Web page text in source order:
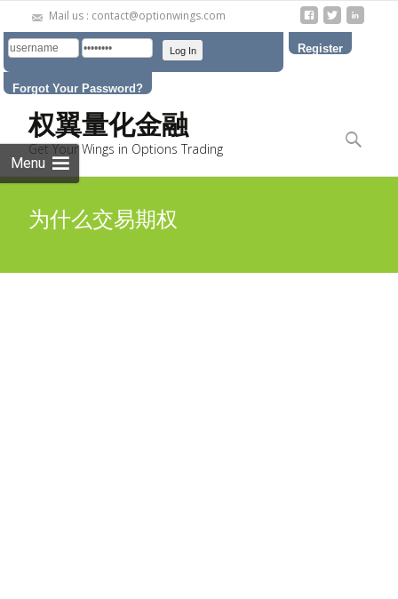
Mail us : contact@optionwings.com
Register
Forgot Your Password?
权翼量化金融
Get Your Wings in Options Trading
Menu
content
Search
为什么交易期权